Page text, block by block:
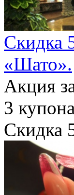
Скидка
«Шато».
Акция
3
Скидка